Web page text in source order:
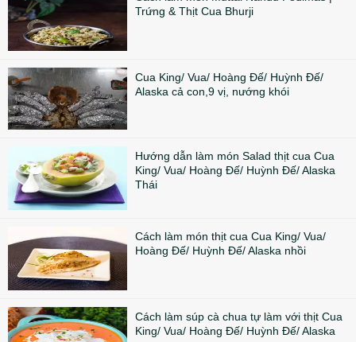
Trứng & Thịt Cua Bhurji
Cua King/ Vua/ Hoàng Đế/ Huỳnh Đế/
Alaska cả con,9 vị, nướng khói
Hướng dẫn làm món Salad thịt cua Cua
King/ Vua/ Hoàng Đế/ Huỳnh Đế/ Alaska
Thái
Cách làm món thịt cua Cua King/ Vua/
Hoàng Đế/ Huỳnh Đế/ Alaska nhồi
Cách làm súp cà chua tự làm với thịt Cua
King/ Vua/ Hoàng Đế/ Huỳnh Đế/ Alaska